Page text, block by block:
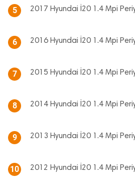
5 2017 Hyundai İ20 1.4 Mpi
6 2016 Hyundai İ20 1.4 Mpi
7 2015 Hyundai İ20 1.4 Mpi
8 2014 Hyundai İ20 1.4 Mpi
9 2013 Hyundai İ20 1.4 Mpi
10 2012 Hyundai İ20 1.4 Mpi